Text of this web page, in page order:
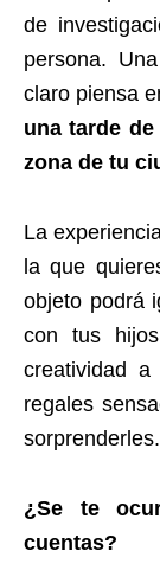
de
persona.
claro piensa
una tarde
zona de tu
La
la que
objeto podrá
con tus
creatividad
regales
sorprenderles.
¿Se te
cuentas?